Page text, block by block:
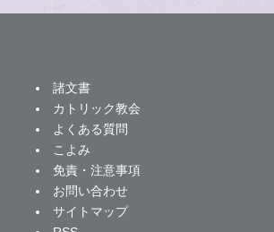
諸文書
カトリック教会
よくある質問
こよみ
免責・注意事項
お問い合わせ
サイトマップ